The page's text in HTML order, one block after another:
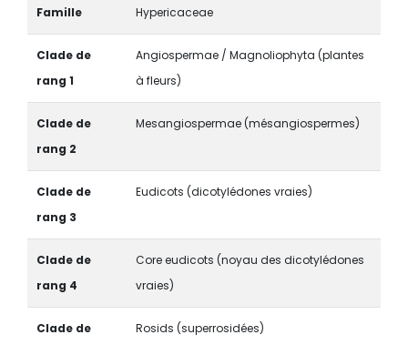
Famille Hypericaceae
Clade de
rang 1
Angiospermae / Magnoliophyta (plantes
à fleurs)
Clade de
rang 2
Mesangiospermae (mésangiospermes)
Clade de
rang 3
Eudicots (dicotylédones vraies)
Clade de
rang 4
Core eudicots (noyau des dicotylédones
vraies)
Clade de
Rosids (superrosidées)